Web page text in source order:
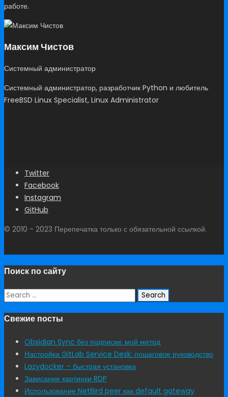
работе.
Максим Чистов
Системный администратор
Системный администратор, разработчик Python и любитель
FreeBSD Linux Specialist, Linux Administrator
Twitter
Facebook
Instagram
GitHub
© 2010 - 2023 Перепечатка только с обязательной ссылкой.
Поиск по сайту
Search
Свежие посты
Obsidian Sync без подписки: мой метод
Настройка GitLab Service Desk: пошаговое руководство
Lazydocker – быстрая установка
Зависание картинки RDP
Использование NetBird peer как default gateway